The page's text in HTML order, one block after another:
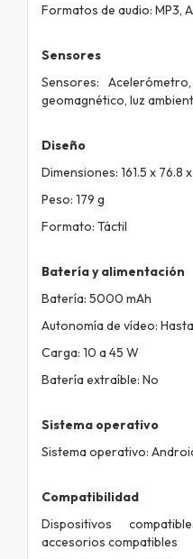
Formatos de audio: MP3,
Sensores
Sensores:
geomagnético, luz
Diseño
Dimensiones: 161.5 x 76.8
Peso: 179 g
Formato: Táctil
Batería y alimentación
Batería: 5000 mAh
Autonomía de vídeo:
Carga: 10 a 45 W
Batería extraíble: No
Sistema operativo
Sistema operativo:
Compatibilidad
Dispositivos
accesorios compatibles